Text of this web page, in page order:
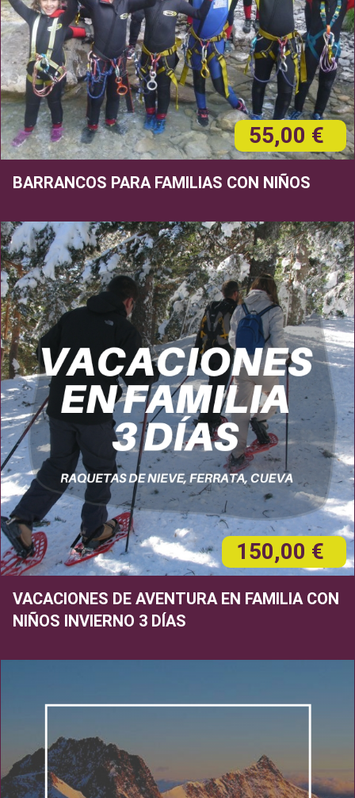
55,00 €
BARRANCOS PARA FAMILIAS CON NIÑOS
150,00 €
VACACIONES DE AVENTURA EN FAMILIA CON
NIÑOS INVIERNO 3 DÍAS